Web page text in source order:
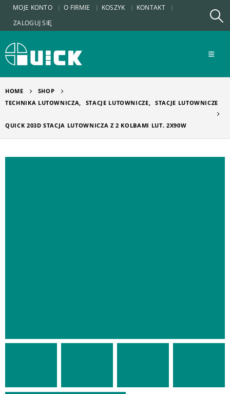
MOJE KONTO O FIRMIE KOSZYK
KONTAKT
ZALOGUJ SIĘ
HOME
SHOP
TECHNIKA LUTOWNICZA, STACJE LUTOWNICZE, STACJE LUTOWNICZE
QUICK 203D STACJA LUTOWNICZA Z 2 KOLBAMI LUT. 2X90W